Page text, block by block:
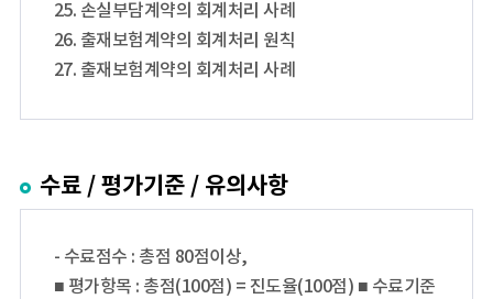
25. 손실부담계약의 회계처리 사례
26. 출재보험계약의 회계처리 원칙
27. 출재보험계약의 회계처리 사례
수료 / 평가기준 / 유의사항
- 수료점수 : 총점 80점이상,
■ 평가항목 : 총점(100점) = 진도율(100점) ■ 수료기준